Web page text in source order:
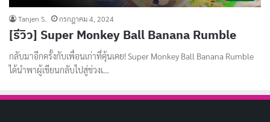
Tanjen S. กรกฎาคม 4, 2024
[รีวิว] Super Monkey Ball Banana Rumble
กลับมาอีกครั้งกับเพื่อนเก่าที่คุ้นเคย! Super Monkey Ball Banana Rumble
ได้นำพาผู้เขียนกลับไปสู่ช่วงเ…